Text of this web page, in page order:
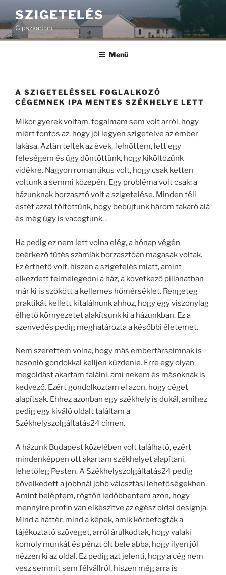
SZIGETELÉS
Gipszkarton
Menü
A SZIGETELÉSSEL FOGLALKOZÓ
CÉGEMNEK IPA MENTES SZÉKHELYE LETT
Mikor gyerek voltam, fogalmam sem volt arról, hogy
miért fontos az, hogy jól legyen szigetelve az ember
lakása. Aztán teltek az évek, felnőttem, lett egy
feleségem és úgy döntöttünk, hogy kiköltözünk
vidékre. Nagyon romantikus volt, hogy csak ketten
voltunk a semmi közepén. Egy probléma volt csak: a
házunknak borzasztó volt a szigetelése. Minden téli
estét azzal töltöttünk, hogy bebújtunk három takaró alá
és még úgy is vacogtunk. .
Ha pedig ez nem lett volna elég, a hónap végén
beérkező fűtés számlák borzasztóan magasak voltak.
Ez érthető volt, hiszen a szigetelés miatt, amint
elkezdett felmelegedni a ház, a következő pillanatban
már ki is szökött a kellemes hőmérséklet. Rengeteg
praktikát kellett kitalálnunk ahhoz, hogy egy viszonylag
élhető környezetet alakítsunk ki a házunkban. Ez a
szenvedés pedig meghatározta a későbbi életemet.
Nem szerettem volna, hogy más embertársaimnak is
hasonló gondokkal kelljen küzdenie. Erre egy olyan
megoldást akartam találni, ami nekem és másoknak is
kedvező. Ezért gondolkoztam el azon, hogy céget
alapítsak. Ehhez azonban egy székhely is dukál, amihez
pedig egy kiváló oldalt találtam a
Székhelyszolgáltatás24 címen.
A házunk Budapest közelében volt található, ezért
mindenképpen ott akartam székhelyet alapítani,
lehetőleg Pesten. A Székhelyszolgáltatás24 pedig
bővelkedett a jobbnál jobb választási lehetőségekben.
Amint beléptem, rögtön ledöbbentem azon, hogy
mennyire profin van elkészítve az egész oldal designja.
Mind a háttér, mind a képek, amik körbefogták a
tájékoztató szöveget, arról árulkodtak, hogy valaki
komoly munkát és pénzt ölt bele abba, hogy ilyen jól
nézzen ki az oldal. Ez pedig azt jelenti, hogy a cég nem
vesz semmit sem félvállról, hiszen még arra is